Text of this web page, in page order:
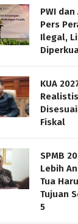
PWI dan
Pers
Ilegal,
KUA
Fiskal
SPMB
Lebih
Tua
Tujuan
5